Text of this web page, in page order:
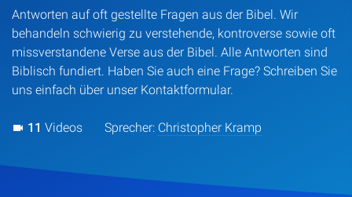
Antworten auf oft gestellte Fragen aus der Bibel. Wir
behandeln schwierig zu verstehende, kontroverse sowie oft
missverstandene Verse aus der Bibel. Alle Antworten sind
Biblisch fundiert. Haben Sie auch eine Frage? Schreiben Sie
uns einfach über unser Kontaktformular.
11 Videos Sprecher: Christopher Kramp
Über Uns
Kontakt
Spenden